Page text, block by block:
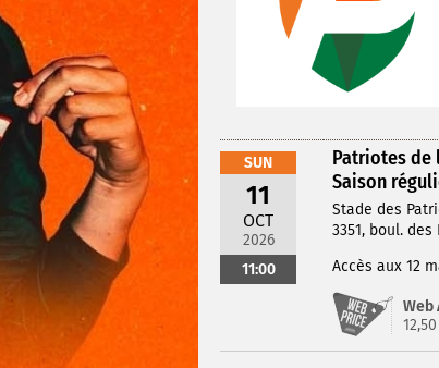
SUN
11
OCT
2026
11:00
Patriotes de
Saison
Stade des
3351, boul.
Accès aux 12
Web